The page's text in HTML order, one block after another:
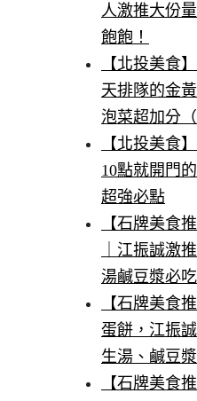
人激推大份
飽飽！
【北投美食
天排隊的金
泡菜超加分（
【北投美食
10點就開門
超強必點
【石牌美食
｜江振誠激
湯鹹豆漿必吃
【石牌美食
蛋餅，江振
生湯、鹹豆漿
【石牌美食